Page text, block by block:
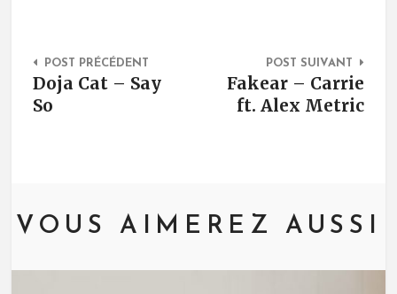
Post Navigation
POST PRÉCÉDENT
Doja Cat – Say
So
POST SUIVANT
Fakear – Carrie
ft. Alex Metric
VOUS AIMEREZ AUSSI